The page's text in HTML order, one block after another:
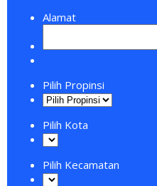
Alamat
Pilih Propinsi
Pilih Kota
Pilih Kecamatan